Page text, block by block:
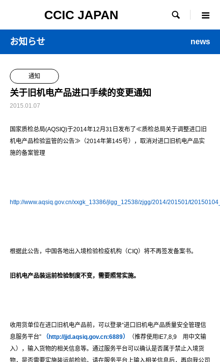
CCIC JAPAN 
お知らせ news
通知
关于旧机电产品进口手续的变更通知
2015.01.07
国家质检总局(AQSIQ)于2014年12月31日发布了≪质检总局关于调整进口旧
机电产品检验监管的公告≫（2014年第145号），取消对进口旧机电产品实
施的备案管理
http://www.aqsiq.gov.cn/xxgk_13386/jlgg_12538/zjgg/2014/201501/
根据此公告，中国各地出入境检验检疫机构（CIQ）将不再签发备案书。
旧机电产品装运前检验制度不变，需要照常实施。
收用货单位在进口旧机电产品前，可以登录“进口旧机电产品质量安全管理信
息服务平台”
（http://jjd.aqsiq.gov.cn:6889）
（推荐使用IE7,8,9 用中文输
入），输入货物的相关信息等。通过服务平台可以确认是否属于禁止入境货
物，是否需要实施装运前检验。请在服务平台上输入相关信息后，再向我公司